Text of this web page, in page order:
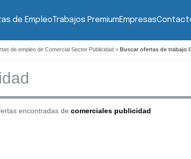
de EmpleoTrabajos PremiumEmpresas
de empleo de Comercial Sector Publicidad > Buscar ofertas de trabajo
encontradas de comerciales publicidad